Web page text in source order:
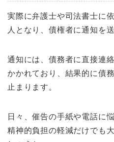
実際に弁護士や司法書士に
人となり、債権者に通知を送
通知には、債務者に直接連
かかれており、結果的に債
止まります。
日々、催告の手紙や電話に
精神的負担の軽減だけでも